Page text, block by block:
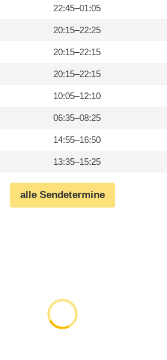
22:45–01:05
20:15–22:25
20:15–22:15
20:15–22:15
10:05–12:10
06:35–08:25
14:55–16:50
13:35–15:25
alle Sendetermine